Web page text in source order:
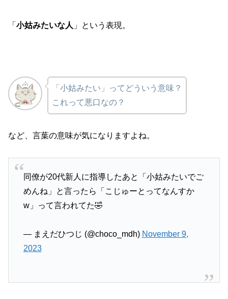
「 小姑みたいな人 」という表現。
「小姑みたい」ってどういう意味？
これって悪口なの？
など、言葉の意味が気になりますよね。
同僚が20代新人に指導したあと「小姑みたいでご
めんね」と言ったら「こじゅーとってなんすか
w」って言われてた🤣
— まえだひつじ (@choco_mdh) November 9,
2023